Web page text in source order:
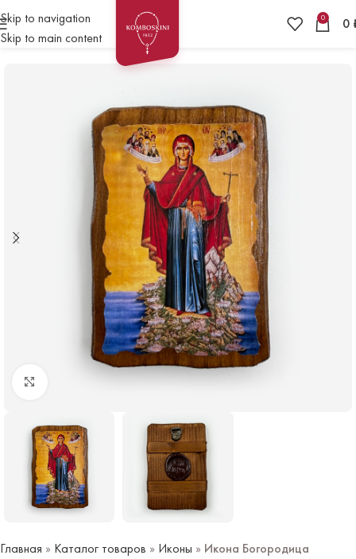
Skip to navigation
Skip to main content
0 0
Главная » Каталог товаров » Иконы » Икона Богородица